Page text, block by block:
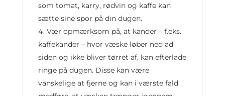
som tomat, karry, rødvin og kaffe kan
sætte sine spor på din dugen.
Vær opmærksom på, at kander – f.eks.
kaffekander – hvor væske løber ned ad
siden og ikke bliver tørret af, kan efterlade
ringe på dugen. Disse kan være
vanskelige at fjerne og kan i værste fald